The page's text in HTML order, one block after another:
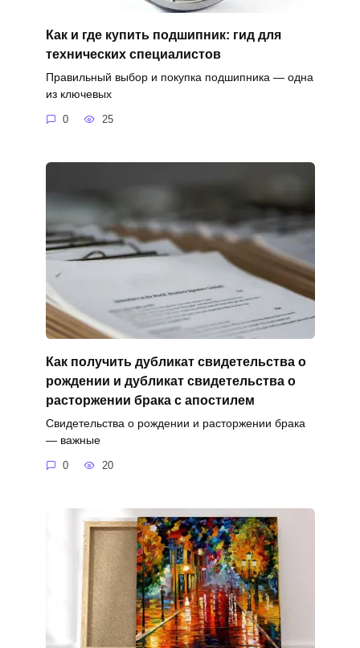
Как и где купить подшипник: гид для
технических специалистов
Правильный выбор и покупка подшипника — одна
из ключевых
0 25
Как получить дубликат свидетельства о
рождении и дубликат свидетельства о
расторжении брака с апостилем
Свидетельства о рождении и расторжении брака
— важные
0 20